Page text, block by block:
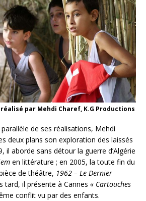
par Mehdi Charef, K.G Productions
de ses réalisations, Mehdi
deux plans son exploration des laissés
il aborde sans détour la guerre d’Algérie
en littérature ; en 2005, la toute fin du
de théâtre, 1962 – Le Dernier
tard, il présente à Cannes « Cartouches
conflit vu par des enfants.